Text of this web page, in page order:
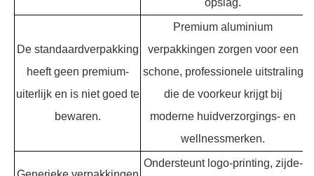
De standaardverpakking
heeft geen premium-
uiterlijk en is niet goed te
bewaren.
Premium aluminium
verpakkingen zorgen voor een
schone, professionele uitstraling
die de voorkeur krijgt bij
moderne huidverzorgings- en
wellnessmerken.
Ondersteunt logo-printing, zijde-